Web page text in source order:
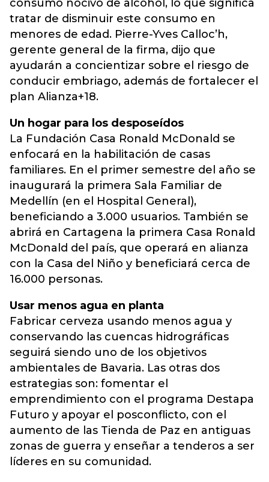
consumo nocivo de alcohol, lo que significa
tratar de disminuir este consumo en
menores de edad. Pierre-Yves Calloc’h,
gerente general de la firma, dijo que
ayudarán a concientizar sobre el riesgo de
conducir embriago, además de fortalecer el
plan Alianza+18.
Un hogar para los desposeídos
La Fundación Casa Ronald McDonald se
enfocará en la habilitación de casas
familiares. En el primer semestre del año se
inaugurará la primera Sala Familiar de
Medellín (en el Hospital General),
beneficiando a 3.000 usuarios. También se
abrirá en Cartagena la primera Casa Ronald
McDonald del país, que operará en alianza
con la Casa del Niño y beneficiará cerca de
16.000 personas.
Usar menos agua en planta
Fabricar cerveza usando menos agua y
conservando las cuencas hidrográficas
seguirá siendo uno de los objetivos
ambientales de Bavaria. Las otras dos
estrategias son: fomentar el
emprendimiento con el programa Destapa
Futuro y apoyar el posconflicto, con el
aumento de las Tienda de Paz en antiguas
zonas de guerra y enseñar a tenderos a ser
líderes en su comunidad.